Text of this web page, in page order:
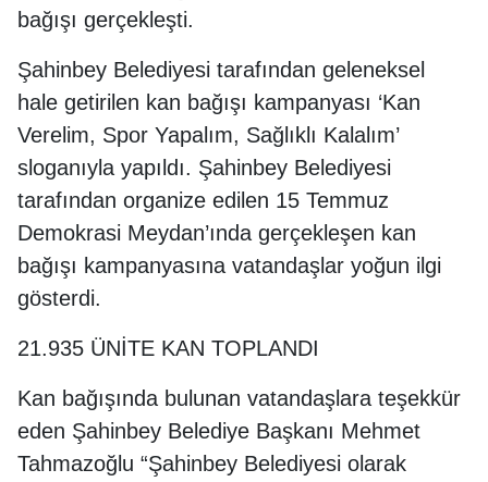
bağışı gerçekleşti.
Şahinbey Belediyesi tarafından geleneksel
hale getirilen kan bağışı kampanyası ‘Kan
Verelim, Spor Yapalım, Sağlıklı Kalalım’
sloganıyla yapıldı. Şahinbey Belediyesi
tarafından organize edilen 15 Temmuz
Demokrasi Meydan’ında gerçekleşen kan
bağışı kampanyasına vatandaşlar yoğun ilgi
gösterdi.
21.935 ÜNİTE KAN TOPLANDI
Kan bağışında bulunan vatandaşlara teşekkür
eden Şahinbey Belediye Başkanı Mehmet
Tahmazoğlu “Şahinbey Belediyesi olarak